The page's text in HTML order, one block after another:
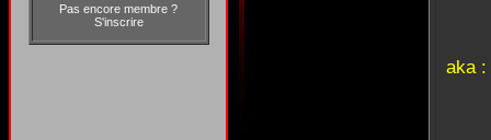
Pas encore membre ?
S'inscrire
aka :